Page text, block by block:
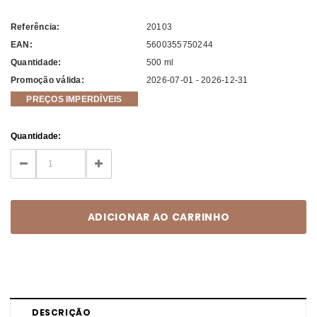
Referência:
20103
EAN:
5600355750244
Quantidade:
500 ml
Promoção válida:
2026-07-01 - 2026-12-31
PREÇOS IMPERDÍVEIS
Current
Stock:
Quantidade:
DECREASE
QUANTITY:
INCREASE
QUANTITY:
DESCRIÇÃO